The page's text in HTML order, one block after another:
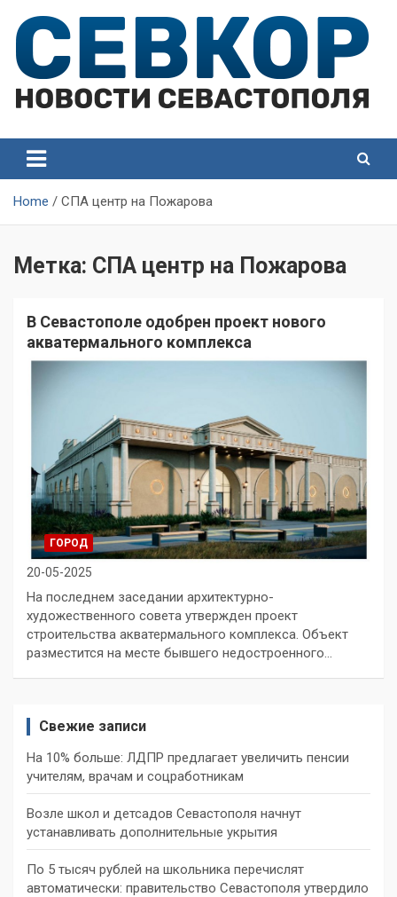
content
Севастополя
Севастополя
Home СПА центр на Пожарова
Метка: СПА центр на Пожарова
В Севастополе одобрен проект нового
акватермального комплекса
ГОРОД
20-05-2025
На последнем заседании архитектурно-
художественного совета утвержден проект
строительства акватермального комплекса. Объект
разместится на месте бывшего недостроенного…
Свежие записи
На 10% больше: ЛДПР предлагает увеличить пенсии
учителям, врачам и соцработникам
Возле школ и детсадов Севастополя начнут
устанавливать дополнительные укрытия
По 5 тысяч рублей на школьника перечислят
автоматически: правительство Севастополя утвердило